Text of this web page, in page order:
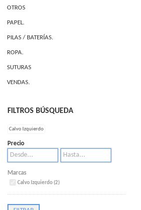
OTROS
PAPEL.
PILAS / BATERÍAS.
ROPA.
SUTURAS
VENDAS.
FILTROS BÚSQUEDA
Calvo Izquierdo
Precio
Marcas
Calvo Izquierdo (2)